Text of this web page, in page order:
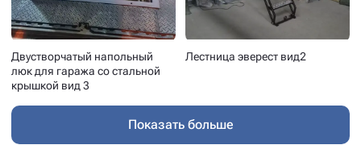
Двустворчатый напольный
люк для гаража со стальной
крышкой вид 3
Лестница эверест вид2
Показать больше